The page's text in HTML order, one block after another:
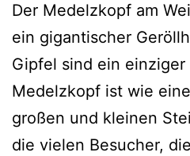
Der Medelzkopf am
ein gigantischer
Gipfel sind ein einziger
Medelzkopf ist wie
großen und kleinen
die vielen Besucher,